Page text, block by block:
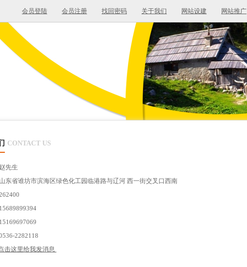
会员登陆 会员注册 找回密码 关于我们 网站设建 网站推广
CONTACT US
先生
省谁坊市滨海区绿色化工园临港路与辽河 ⻄一街交叉口⻄南
2282118